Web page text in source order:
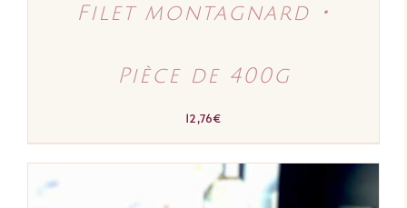
Filet montagnard ･
Pièce de 400g
12,76€